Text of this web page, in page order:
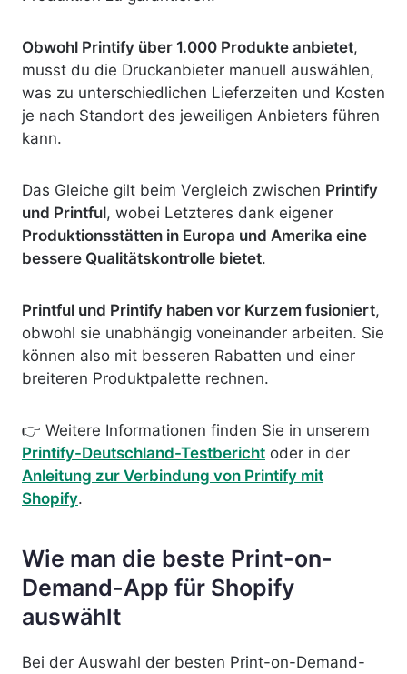
Obwohl Printify über 1.000 Produkte anbietet,
musst du die Druckanbieter manuell auswählen,
was zu unterschiedlichen Lieferzeiten und Kosten
je nach Standort des jeweiligen Anbieters führen
kann.
Das Gleiche gilt beim Vergleich zwischen Printify
und Printful, wobei Letzteres dank eigener
Produktionsstätten in Europa und Amerika eine
bessere Qualitätskontrolle bietet.
Printful und Printify haben vor Kurzem fusioniert,
obwohl sie unabhängig voneinander arbeiten. Sie
können also mit besseren Rabatten und einer
breiteren Produktpalette rechnen.
👉 Weitere Informationen finden Sie in unserem
Printify-Deutschland-Testbericht oder in der
Anleitung zur Verbindung von Printify mit
Shopify.
Wie man die beste Print-on-
Demand-App für Shopify
auswählt
Bei der Auswahl der besten Print-on-Demand-